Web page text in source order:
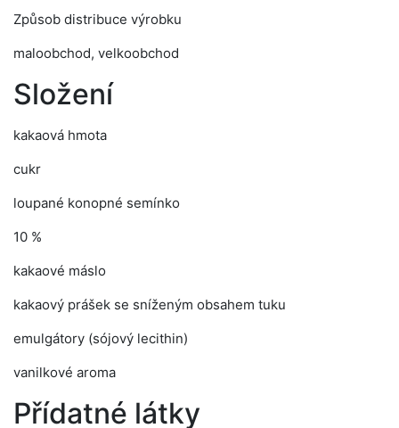
Způsob distribuce výrobku
maloobchod, velkoobchod
Složení
kakaová hmota
cukr
loupané konopné semínko
10 %
kakaové máslo
kakaový prášek se sníženým obsahem tuku
emulgátory (sójový lecithin)
vanilkové aroma
Přídatné látky